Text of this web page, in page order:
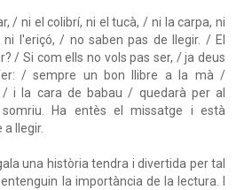
/ ni el colibrí, ni el tucà, / ni la carpa, ni
l'eriçó, / no saben pas de llegir. / El
/ Si com ells no vols pas ser, / ja deus
/ sempre un bon llibre a la mà /
/ i la cara de babau / quedarà per al
somriu. Ha entès el missatge i està
llegir.
una història tendra i divertida per tal
la importància de la lectura. I